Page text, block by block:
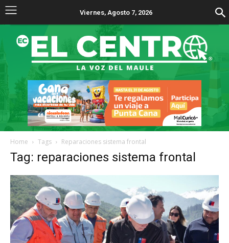
Viernes, Agosto 7, 2026
Home Tags Reparaciones sistema frontal
Tag: reparaciones sistema frontal